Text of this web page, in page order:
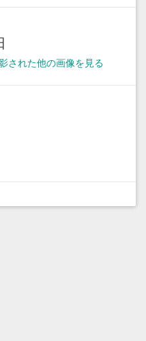
された他の画像を見る